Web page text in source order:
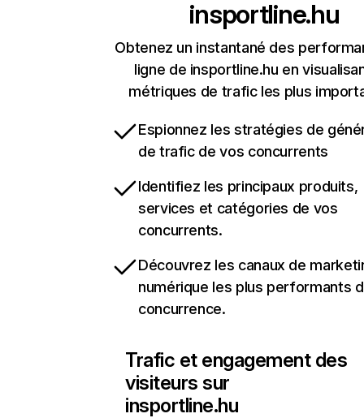
insportline.hu
Obtenez un instantané des
ligne de insportline.hu en
métriques de trafic les plus
Espionnez les stratégies de
de trafic de vos concurrents
Identifiez les principaux produits,
services et catégories de vos
concurrents.
Découvrez les canaux de
numérique les plus performants
concurrence.
Trafic et engagement des
visiteurs sur
insportline.hu